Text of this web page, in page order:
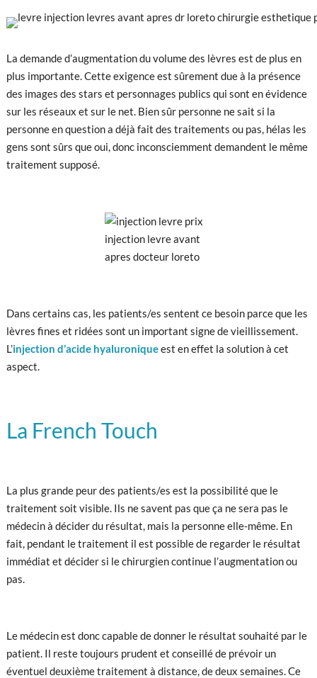
La demande d’augmentation du volume des lèvres est de plus en
plus importante. Cette exigence est sûrement due à la présence
des images des stars et personnages publics qui sont en évidence
sur les réseaux et sur le net. Bien sûr personne ne sait si la
personne en question a déjà fait des traitements ou pas, hélas les
gens sont sûrs que oui, donc inconsciemment demandent le même
traitement supposé.
Dans certains cas, les patients/es sentent ce besoin parce que les
lèvres fines et ridées sont un important signe de vieillissement.
L’injection d’acide hyaluroniqueest en effet la solution à cet
aspect.
La French Touch
La plus grande peur des patients/es est la possibilité que le
traitement soit visible. Ils ne savent pas que ça ne sera pas le
médecin à décider du résultat, mais la personne elle-même. En
fait, pendant le traitement il est possible de regarder le résultat
immédiat et décider si le chirurgien continue l’augmentation ou
pas.
Le médecin est donc capable de donner le résultat souhaité par le
patient. Il reste toujours prudent et conseillé de prévoir un
éventuel deuxième traitement à distance, de deux semaines. Ce